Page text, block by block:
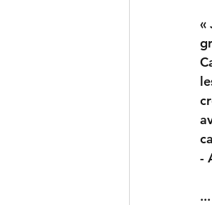
«
-
...